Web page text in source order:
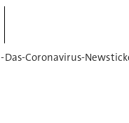
Coronavirus-